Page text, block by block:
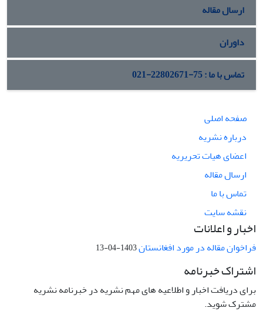
ارسال مقاله
داوران
تماس با ما : 75-22802671-021
صفحه اصلی
درباره نشریه
اعضای هیات تحریریه
ارسال مقاله
تماس با ما
نقشه سایت
اخبار و اعلانات
فراخوان مقاله در مورد افغانستان1403-04-13
اشتراک خبرنامه
برای دریافت اخبار و اطلاعیه های مهم نشریه در خبرنامه نشریه
مشترک شوید.